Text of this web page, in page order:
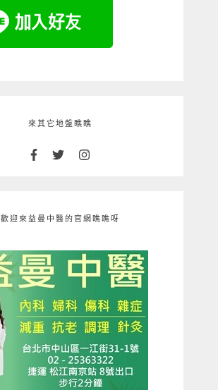
來其它地盤瞧瞧
歡迎來益曼中醫的官網瞧瞧呀